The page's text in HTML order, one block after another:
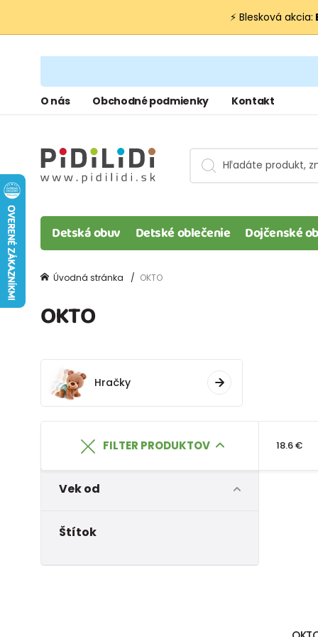
⚡ Blesková akcia:
O nás Obchodné podmienky Kontakt
Detská obuv Detské oblečenie Dojčenské
Úvodná stránka OKTO
OKTO
Hračky
FILTER PRODUKTOV
Vek od
Štítok
18.6 €